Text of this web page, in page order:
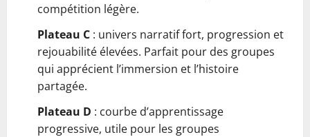
compétition légère.
Plateau C : univers narratif fort, progression et
rejouabilité élevées. Parfait pour des groupes
qui apprécient l’immersion et l’histoire
partagée.
Plateau D : courbe d’apprentissage
progressive, utile pour les groupes